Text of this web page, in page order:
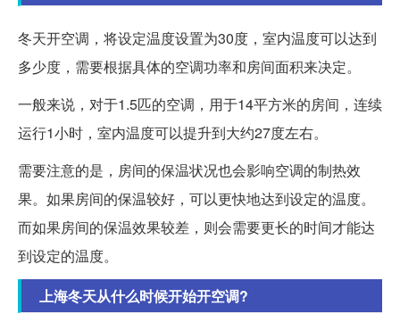
冬天开空调，将设定温度设置为30度，室内温度可以达到
多少度，需要根据具体的空调功率和房间面积来决定。
一般来说，对于1.5匹的空调，用于14平方米的房间，连续
运行1小时，室内温度可以提升到大约27度左右。
需要注意的是，房间的保温状况也会影响空调的制热效
果。如果房间的保温较好，可以更快地达到设定的温度。
而如果房间的保温效果较差，则会需要更长的时间才能达
到设定的温度。
上海冬天从什么时候开始开空调?